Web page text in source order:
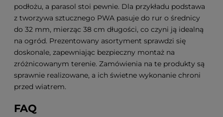
podłożu, a parasol stoi pewnie. Dla przykładu podstawa
z tworzywa sztucznego PWA pasuje do rur o średnicy
do 32 mm, mierząc 38 cm długości, co czyni ją idealną
na ogród. Prezentowany asortyment sprawdzi się
doskonale, zapewniając bezpieczny montaż na
zróżnicowanym terenie. Zamówienia na te produkty są
sprawnie realizowane, a ich świetne wykonanie chroni
przed wiatrem.
FAQ